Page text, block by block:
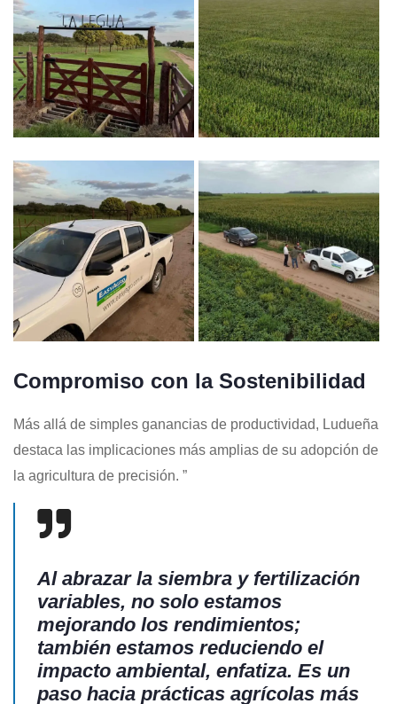
Compromiso con la Sostenibilidad
Más allá de simples ganancias de productividad, Ludueña
destaca las implicaciones más amplias de su adopción de
la agricultura de precisión. ”
Al abrazar la siembra y fertilización
variables, no solo estamos
mejorando los rendimientos;
también estamos reduciendo el
impacto ambiental, enfatiza. Es un
paso hacia prácticas agrícolas más